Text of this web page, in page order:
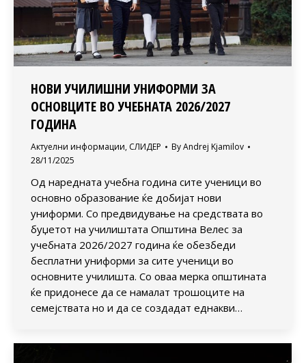
НОВИ УЧИЛИШНИ УНИФОРМИ ЗА
ОСНОВЦИТЕ ВО УЧЕБНАТА 2026/2027
ГОДИНА
Актуелни информации, СЛИДЕР ByAndrej Kjamilov
28/11/2025
Од наредната учебна година сите ученици во
основно образование ќе добијат нови
униформи. Со предвидување на средствата во
буџетот на училиштата Општина Велес за
учебната 2026/2027 година ќе обезбеди
бесплатни униформи за сите ученици во
основните училишта. Со оваа мерка општината
ќе придонесе да се намалат трошоците на
семејствата но и да се создадат еднакви…